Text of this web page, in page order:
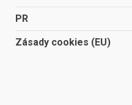
PR
Zásady cookies (EU)